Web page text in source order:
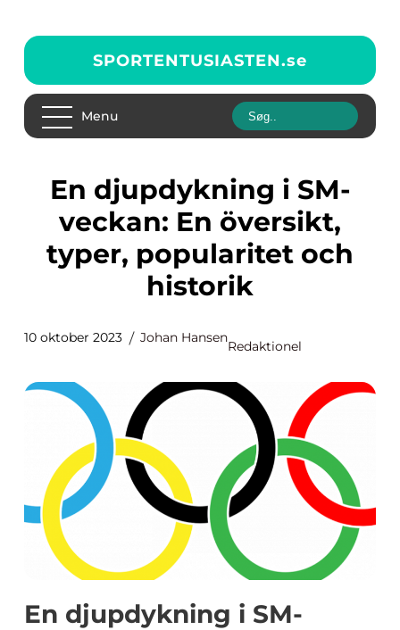
SPORTENTUSIASTEN.se
Menu
En djupdykning i SM-
veckan: En översikt,
typer, popularitet och
historik
10 oktober 2023 Johan Hansen
Redaktionel
En djupdykning i SM-